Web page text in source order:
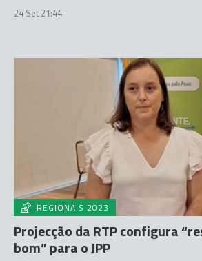
24 Set 21:44
REGIONAIS 2023
Projecção da RTP configura
bom” para o JPP